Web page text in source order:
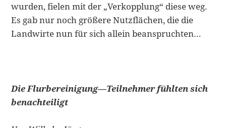
wurden, fielen mit der „Verkopplung“ diese weg.
Es gab nur noch größere Nutzflächen, die die
Landwirte nun für sich allein beanspruchten…
Die Flurbereinigung—Teilnehmer fühlten sich
benachteiligt